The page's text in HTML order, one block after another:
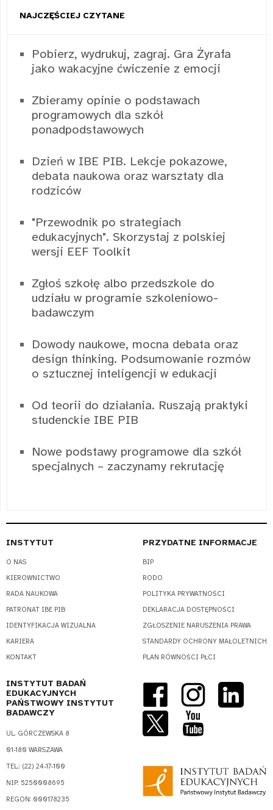
NAJCZĘŚCIEJ CZYTANE
Pobierz, wydrukuj, zagraj. Gra Żyrafa
jako wakacyjne ćwiczenie z emocji
Zbieramy opinie o podstawach
programowych dla szkół
ponadpodstawowych
Dzień w IBE PIB. Lekcje pokazowe,
debata naukowa oraz warsztaty dla
rodziców
"Przewodnik po strategiach
edukacyjnych". Skorzystaj z polskiej
wersji EEF Toolkit
Zgłoś szkołę albo przedszkole do
udziału w programie szkoleniowo-
badawczym
Dowody naukowe, mocna debata oraz
design thinking. Podsumowanie rozmów
o sztucznej inteligencji w edukacji
Od teorii do działania. Ruszają praktyki
studenckie IBE PIB
Nowe podstawy programowe dla szkół
specjalnych – zaczynamy rekrutację
INSTYTUT
O NAS
KIEROWNICTWO
RADA NAUKOWA
PATRONAT IBE PIB
IDENTYFIKACJA WIZUALNA
KARIERA
KONTAKT
PRZYDATNE INFORMACJE
BIP
RODO
POLITYKA PRYWATNOŚCI
DEKLARACJA DOSTĘPNOŚCI
ZGŁOSZENIE NARUSZENIA PRAWA
STANDARDY OCHRONY MAŁOLETNICH
PLAN RÓWNOŚCI PŁCI
INSTYTUT BADAŃ
EDUKACYJNYCH
PAŃSTWOWY INSTYTUT
BADAWCZY
UL. GÓRCZEWSKA 8
01-180 WARSZAWA
TEL.: (22) 24-17-100
NIP: 5250008695
REGON: 000178235